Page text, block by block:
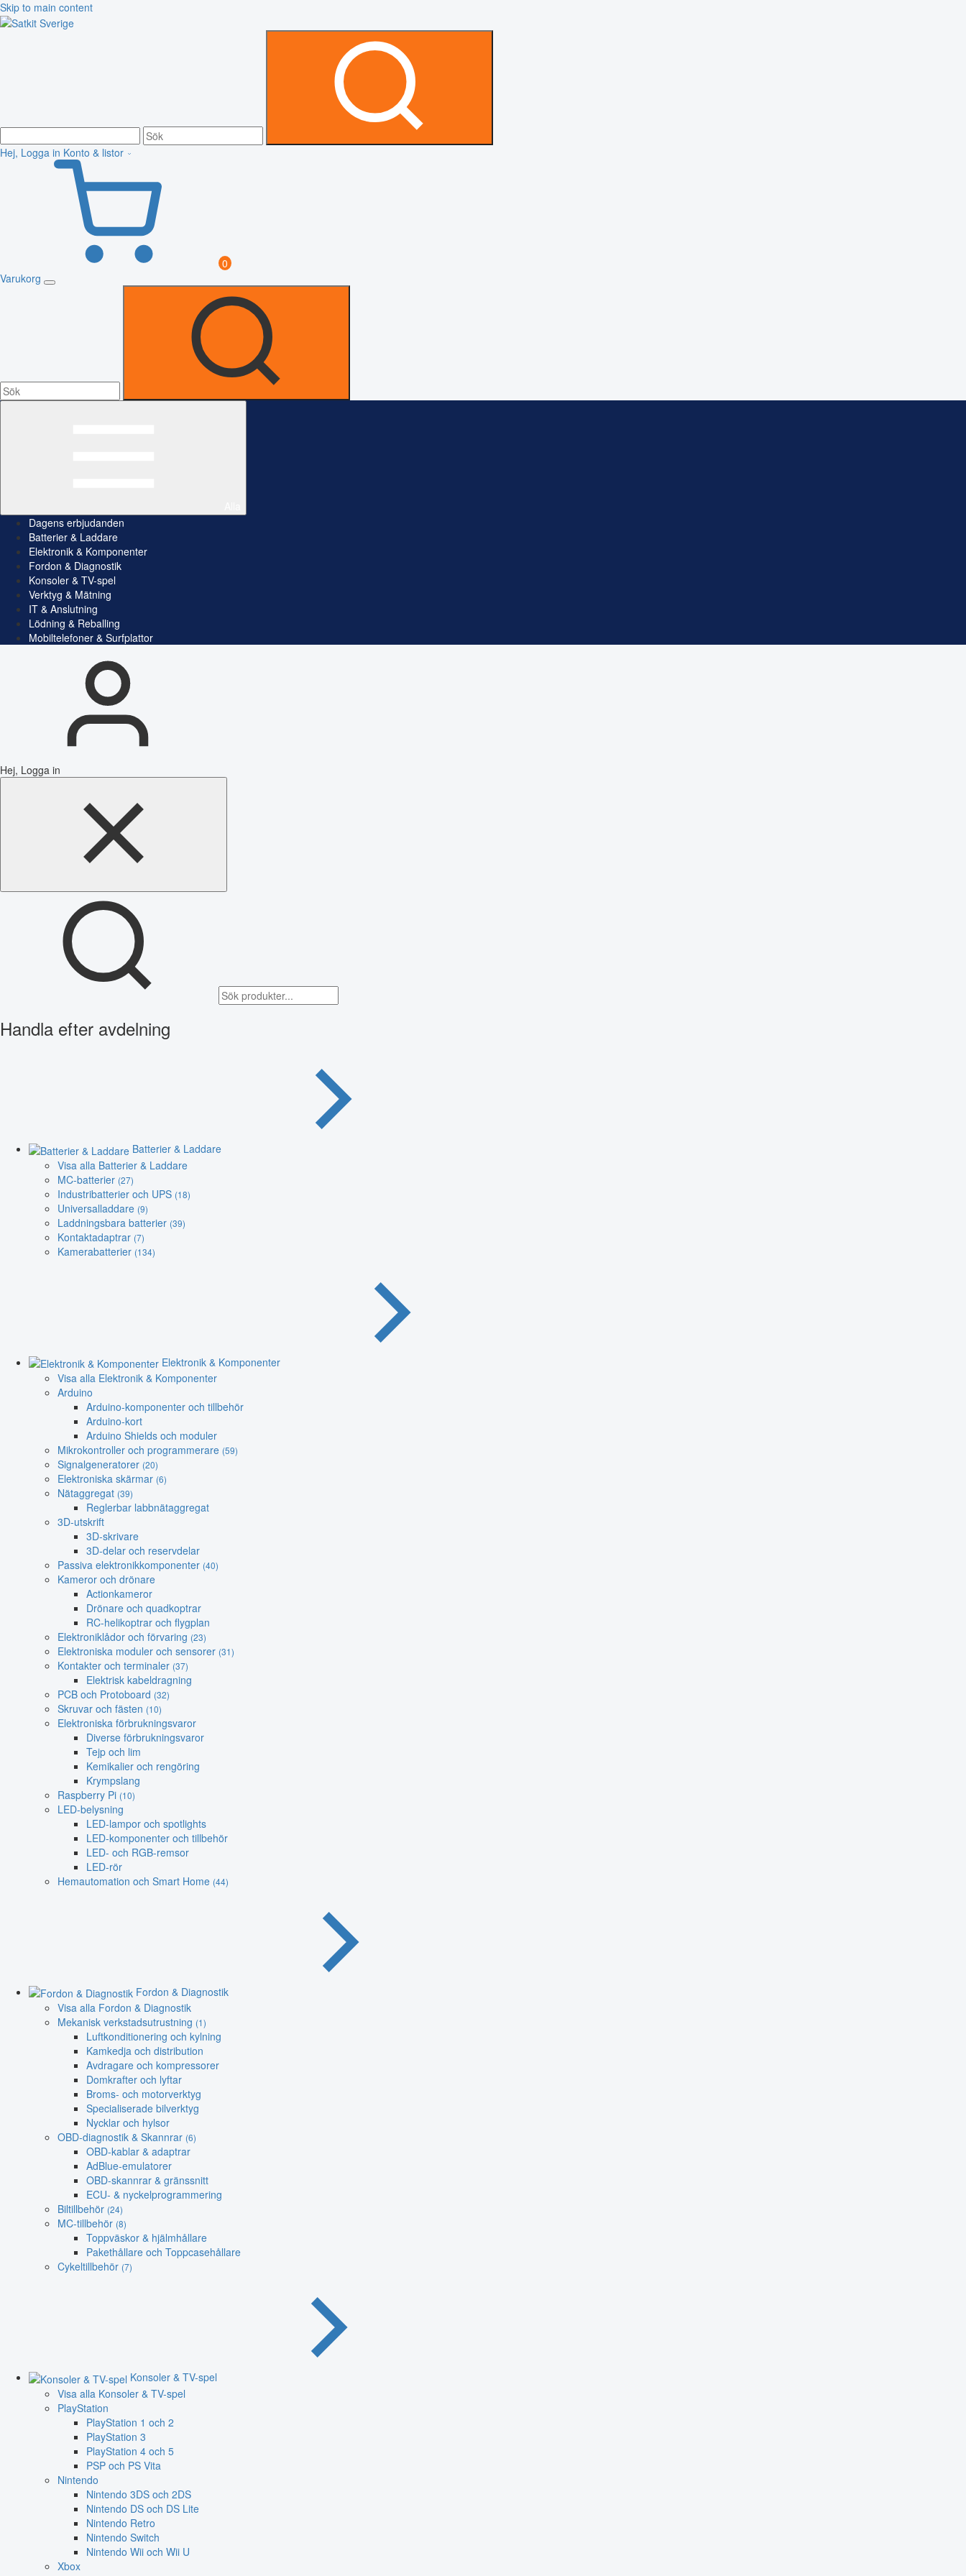
Skip to main content
Hej, Logga in Konto & listor
0
Varukorg
Dagens erbjudanden
Batterier & Laddare
Elektronik & Komponenter
Fordon & Diagnostik
Konsoler & TV-spel
Verktyg & Mätning
IT & Anslutning
Lödning & Reballing
Mobiltelefoner & Surfplattor
Hej, Logga in
Handla efter avdelning
Batterier & Laddare
Visa alla Batterier & Laddare
MC-batterier (27)
Industribatterier och UPS (18)
Universalladdare (9)
Laddningsbara batterier (39)
Kontaktadaptrar (7)
Kamerabatterier (134)
Elektronik & Komponenter
Visa alla Elektronik & Komponenter
Arduino
Arduino-komponenter och tillbehör
Arduino-kort
Arduino Shields och moduler
Mikrokontroller och programmerare (59)
Signalgeneratorer (20)
Elektroniska skärmar (6)
Nätaggregat (39)
Reglerbar labbnätaggregat
3D-utskrift
3D-skrivare
3D-delar och reservdelar
Passiva elektronikkomponenter (40)
Kameror och drönare
Actionkameror
Drönare och quadkoptrar
RC-helikoptrar och flygplan
Elektroniklådor och förvaring (23)
Elektroniska moduler och sensorer (31)
Kontakter och terminaler (37)
Elektrisk kabeldragning
PCB och Protoboard (32)
Skruvar och fästen (10)
Elektroniska förbrukningsvaror
Diverse förbrukningsvaror
Tejp och lim
Kemikalier och rengöring
Krympslang
Raspberry Pi (10)
LED-belysning
LED-lampor och spotlights
LED-komponenter och tillbehör
LED- och RGB-remsor
LED-rör
Hemautomation och Smart Home (44)
Fordon & Diagnostik
Visa alla Fordon & Diagnostik
Mekanisk verkstadsutrustning (1)
Luftkonditionering och kylning
Kamkedja och distribution
Avdragare och kompressorer
Domkrafter och lyftar
Broms- och motorverktyg
Specialiserade bilverktyg
Nycklar och hylsor
OBD-diagnostik & Skannrar (6)
OBD-kablar & adaptrar
AdBlue-emulatorer
OBD-skannrar & gränssnitt
ECU- & nyckelprogrammering
Biltillbehör (24)
MC-tillbehör (8)
Toppväskor & hjälmhållare
Pakethållare och Toppcasehållare
Cykeltillbehör (7)
Konsoler & TV-spel
Visa alla Konsoler & TV-spel
PlayStation
PlayStation 1 och 2
PlayStation 3
PlayStation 4 och 5
PSP och PS Vita
Nintendo
Nintendo 3DS och 2DS
Nintendo DS och DS Lite
Nintendo Retro
Nintendo Switch
Nintendo Wii och Wii U
Xbox